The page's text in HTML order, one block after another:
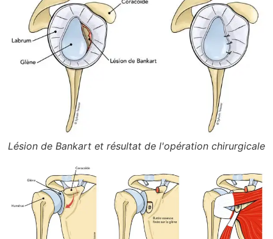
Lésion de Bankart et résultat de l'opération chirurgicale